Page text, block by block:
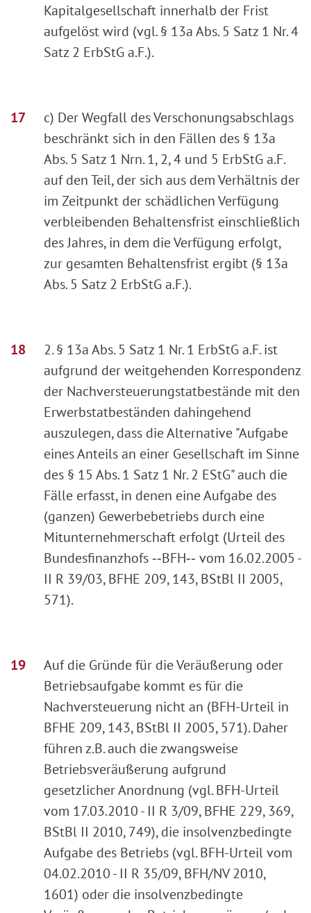
Kapitalgesellschaft innerhalb der Frist
aufgelöst wird (vgl. § 13a Abs. 5 Satz 1 Nr. 4
Satz 2 ErbStG a.F.).
c) Der Wegfall des Verschonungsabschlags
beschränkt sich in den Fällen des § 13a
Abs. 5 Satz 1 Nrn. 1, 2, 4 und 5 ErbStG a.F.
auf den Teil, der sich aus dem Verhältnis der
im Zeitpunkt der schädlichen Verfügung
verbleibenden Behaltensfrist einschließlich
des Jahres, in dem die Verfügung erfolgt,
zur gesamten Behaltensfrist ergibt (§ 13a
Abs. 5 Satz 2 ErbStG a.F.).
2. § 13a Abs. 5 Satz 1 Nr. 1 ErbStG a.F. ist
aufgrund der weitgehenden Korrespondenz
der Nachversteuerungstatbestände mit den
Erwerbstatbeständen dahingehend
auszulegen, dass die Alternative "Aufgabe
eines Anteils an einer Gesellschaft im Sinne
des § 15 Abs. 1 Satz 1 Nr. 2 EStG" auch die
Fälle erfasst, in denen eine Aufgabe des
(ganzen) Gewerbebetriebs durch eine
Mitunternehmerschaft erfolgt (Urteil des
Bundesfinanzhofs ‑‑BFH‑‑ vom 16.02.2005 -
II R 39/03, BFHE 209, 143, BStBl II 2005,
571).
Auf die Gründe für die Veräußerung oder
Betriebsaufgabe kommt es für die
Nachversteuerung nicht an (BFH-Urteil in
BFHE 209, 143, BStBl II 2005, 571). Daher
führen z.B. auch die zwangsweise
Betriebsveräußerung aufgrund
gesetzlicher Anordnung (vgl. BFH-Urteil
vom 17.03.2010 - II R 3/09, BFHE 229, 369,
BStBl II 2010, 749), die insolvenzbedingte
Aufgabe des Betriebs (vgl. BFH-Urteil vom
04.02.2010 - II R 35/09, BFH/NV 2010,
1601) oder die insolvenzbedingte